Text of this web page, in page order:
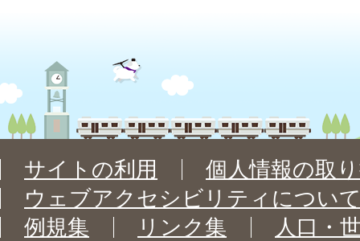
サイトの利用
個人情報の取
ウェブアクセシビリティについ
例規集
リンク集 人口・